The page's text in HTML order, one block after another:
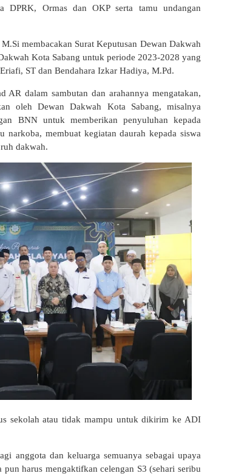
DPRK, Ormas dan OKP serta tamu undangan
membacakan Surat Keputusan Dewan Dakwah
Kota Sabang untuk periode 2023-2028 yang
ST dan Bendahara Izkar Hadiya, M.Pd.
AR dalam sambutan dan arahannya mengatakan,
oleh Dewan Dakwah Kota Sabang, misalnya
BNN untuk memberikan penyuluhan kepada
narkoba, membuat kegiatan daurah kepada siswa
dakwah.
sekolah atau tidak mampu untuk dikirim ke ADI
anggota dan keluarga semuanya sebagai upaya
harus mengaktifkan celengan S3 (sehari seribu